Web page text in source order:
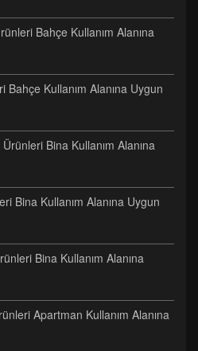
Bahçe Kullanım Alanına
Kullanım Alanına Uygun
Bina Kullanım Alanına
Bina Kullanım Alanına Uygun
Bina Kullanım Alanına
Apartman Kullanım Alanına